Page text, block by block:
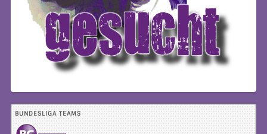
BUNDESLIGA TEAMS